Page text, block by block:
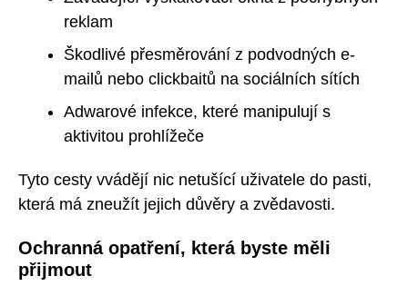
reklam
Škodlivé přesměrování z podvodných e-
mailů nebo clickbaitů na sociálních sítích
Adwarové infekce, které manipulují s
aktivitou prohlížeče
Tyto cesty vvádějí nic netušící uživatele do pasti,
která má zneužít jejich důvěry a zvědavosti.
Ochranná opatření, která byste měli
přijmout